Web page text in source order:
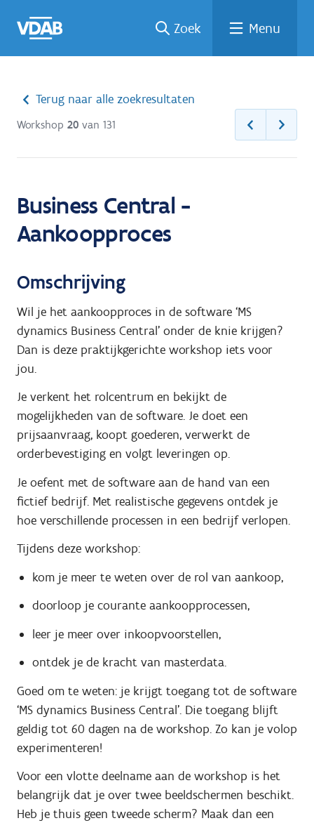
naar
een
een
job
naar
Zoek Menu
Terug naar alle zoekresultaten
Workshop 20 van 131
Business Central -
Aankoopproces
Omschrijving
Wil je het aankoopproces in de software ‘MS
dynamics Business Central’ onder de knie krijgen?
Dan is deze praktijkgerichte workshop iets voor
jou.
Je verkent het rolcentrum en bekijkt de
mogelijkheden van de software. Je doet een
prijsaanvraag, koopt goederen, verwerkt de
orderbevestiging en volgt leveringen op.
Je oefent met de software aan de hand van een
fictief bedrijf. Met realistische gegevens ontdek je
hoe verschillende processen in een bedrijf verlopen.
Tijdens deze workshop:
kom je meer te weten over de rol van aankoop,
doorloop je courante aankoopprocessen,
leer je meer over inkoopvoorstellen,
ontdek je de kracht van masterdata.
Goed om te weten: je krijgt toegang tot de software
‘MS dynamics Business Central’. Die toegang blijft
geldig tot 60 dagen na de workshop. Zo kan je volop
experimenteren!
Voor een vlotte deelname aan de workshop is het
belangrijk dat je over twee beeldschermen beschikt.
Heb je thuis geen tweede scherm? Maak dan een